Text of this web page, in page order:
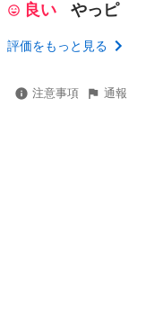
良い やっピ
評価をもっと見る
注意事項 通報